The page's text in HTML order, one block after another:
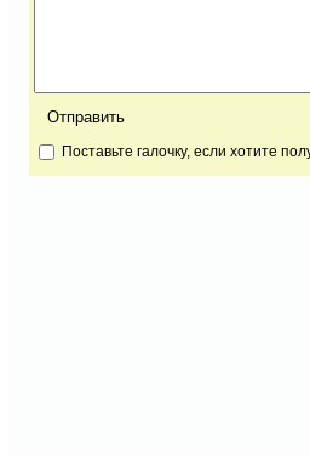
Поставьте галочку, если хотите